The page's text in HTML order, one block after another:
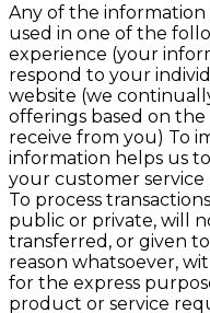
Any of the
used in one of the
experience (your
respond to your
website (we
offerings based on
receive from you) To
information helps us
your customer
To process
public or private, will
transferred, or given
reason whatsoever,
for the express
product or service